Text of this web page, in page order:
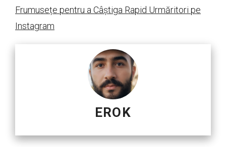
Frumusețe pentru a Câștiga Rapid Urmăritori pe
Instagram
EROK